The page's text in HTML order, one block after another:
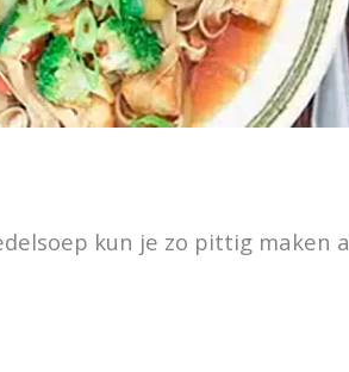
kun je zo pittig maken